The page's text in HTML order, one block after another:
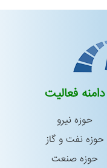
دامنه فعالیت
حوزه نیرو
حوزه نفت و گاز
حوزه صنعت